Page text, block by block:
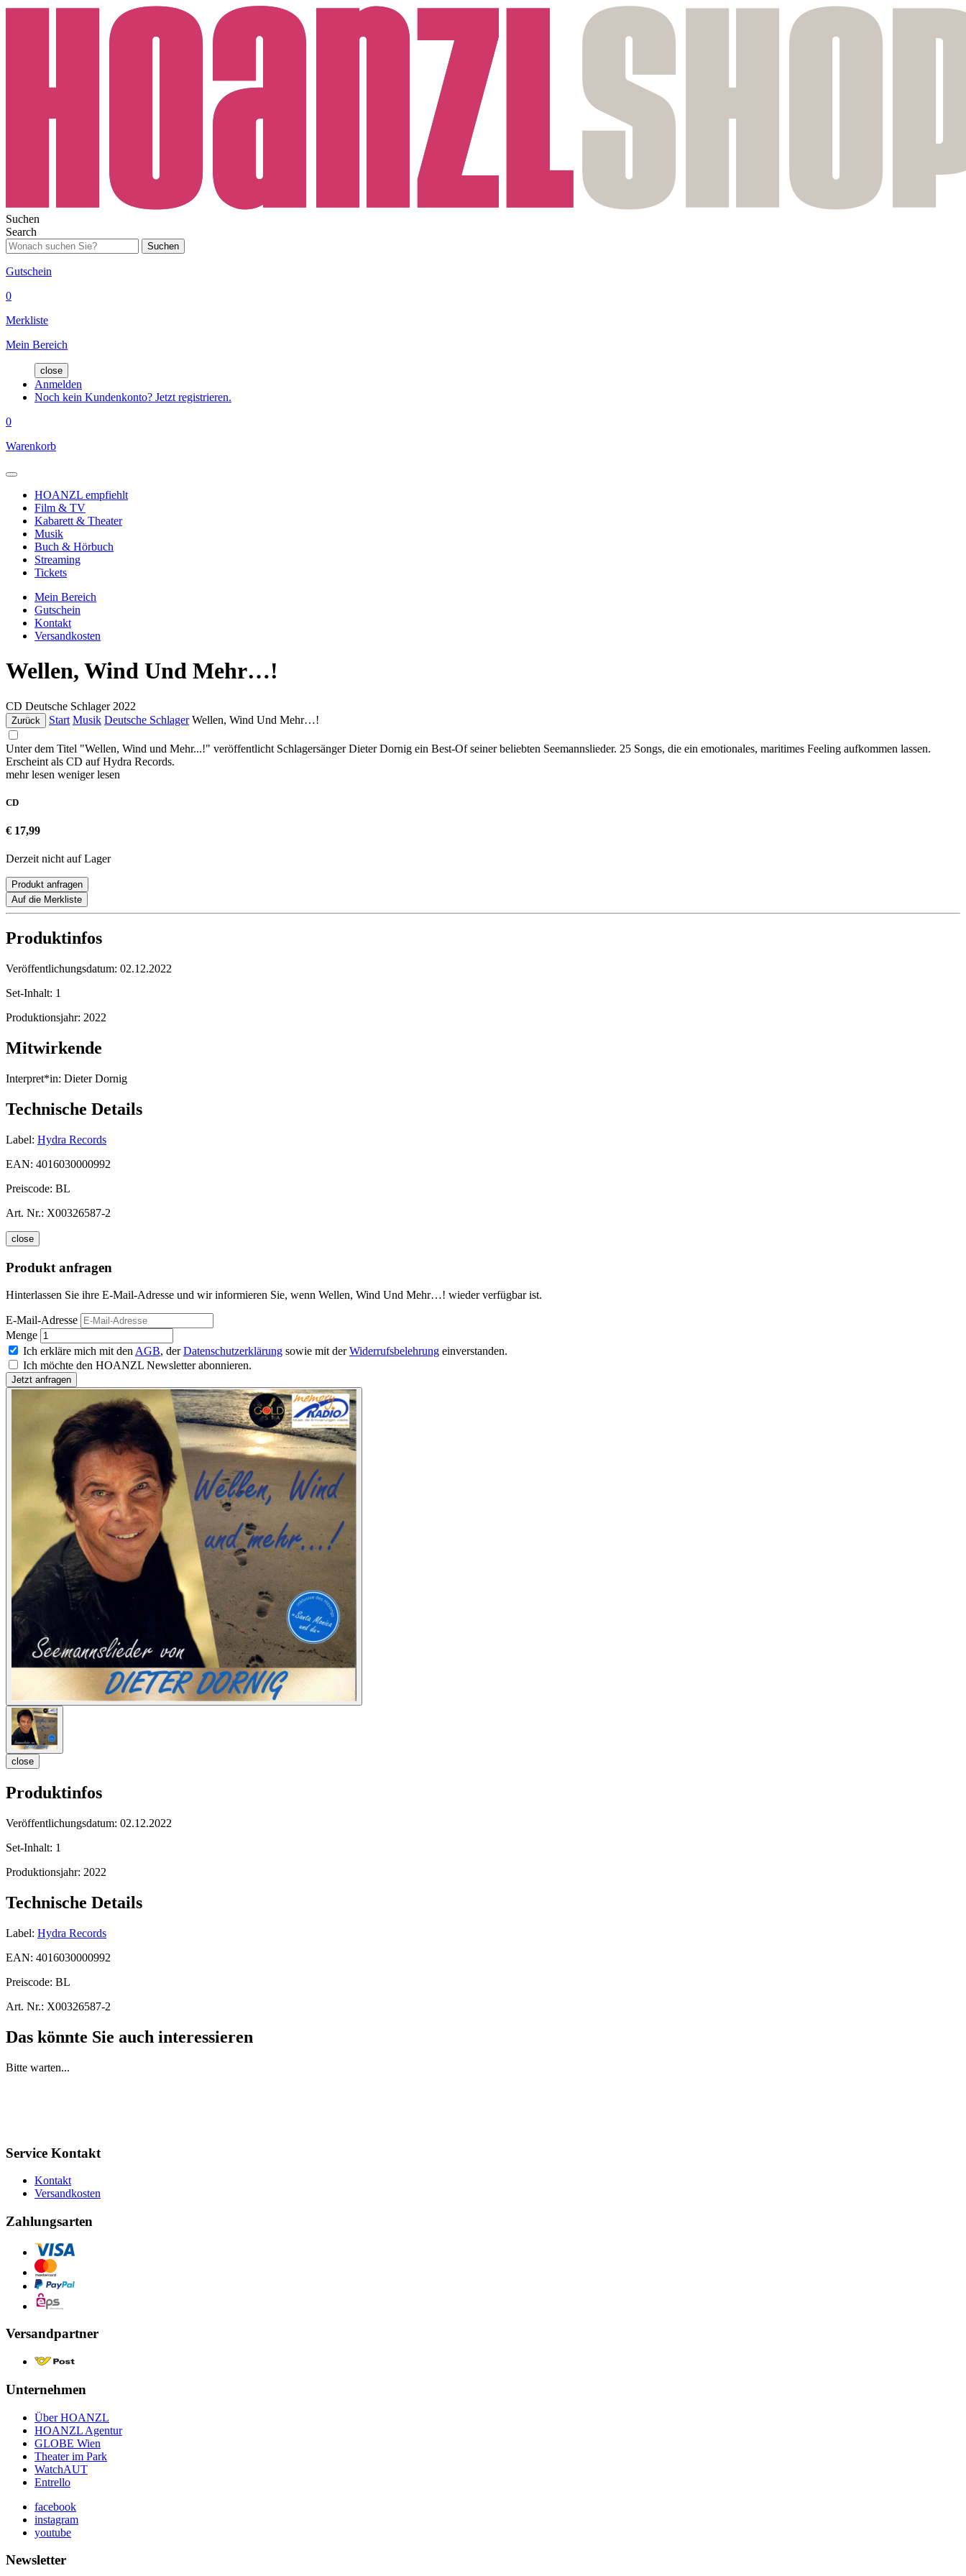
Suchen
Search
Suchen
Gutschein
0
Merkliste
Mein Bereich
close
Anmelden
Noch kein Kundenkonto? Jetzt registrieren.
0
Warenkorb
HOANZL empfiehlt
Film & TV
Kabarett & Theater
Musik
Buch & Hörbuch
Streaming
Tickets
Mein Bereich
Gutschein
Kontakt
Versandkosten
Wellen, Wind Und Mehr…!
CD Deutsche Schlager 2022
Zurück Start Musik Deutsche Schlager Wellen, Wind Und Mehr…!
Unter dem Titel "Wellen, Wind und Mehr...!" veröffentlicht Schlagersänger Dieter Dornig ein Best-Of seiner beliebten Seemannslieder. 25 Songs, die ein emotionales, maritimes Feeling aufkommen lassen.
Erscheint als CD auf Hydra Records.
mehr lesen weniger lesen
CD
€ 17,99
Derzeit nicht auf Lager
Produkt anfragen
Auf die Merkliste
Produktinfos
Veröffentlichungsdatum: 02.12.2022
Set-Inhalt: 1
Produktionsjahr: 2022
Mitwirkende
Interpret*in: Dieter Dornig
Technische Details
Label: Hydra Records
EAN: 4016030000992
Preiscode: BL
Art. Nr.: X00326587-2
close
Produkt anfragen
Hinterlassen Sie ihre E-Mail-Adresse und wir informieren Sie, wenn Wellen, Wind Und Mehr…! wieder verfügbar ist.
E-Mail-Adresse
Menge
Ich erkläre mich mit den AGB, derDatenschutzerklärung sowie mit derWiderrufsbelehrung einverstanden.
Ich möchte den HOANZL Newsletter abonnieren.
close
Produktinfos
Veröffentlichungsdatum: 02.12.2022
Set-Inhalt: 1
Produktionsjahr: 2022
Technische Details
Label: Hydra Records
EAN: 4016030000992
Preiscode: BL
Art. Nr.: X00326587-2
Das könnte Sie auch interessieren
Bitte warten...
Service Kontakt
Kontakt
Versandkosten
Zahlungsarten
Versandpartner
Unternehmen
Über HOANZL
HOANZL Agentur
GLOBE Wien
Theater im Park
WatchAUT
Entrello
facebook
instagram
youtube
Newsletter